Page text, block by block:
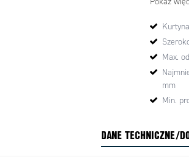
Funkcja
Max.
Min.
Max.
mm
Min.
DANE TECHNICZNE/